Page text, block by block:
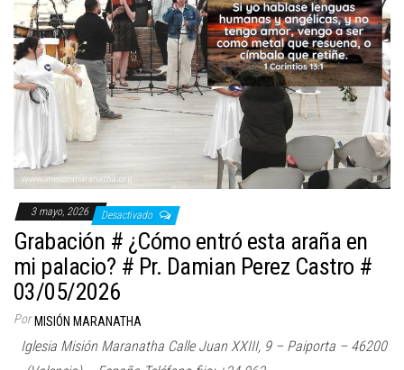
3 mayo, 2026 Desactivado
Grabación # ¿Cómo entró esta araña en
mi palacio? # Pr. Damian Perez Castro #
03/05/2026
Por MISIÓN MARANATHA
Iglesia Misión Maranatha Calle Juan XXIII, 9 – Paiporta – 46200